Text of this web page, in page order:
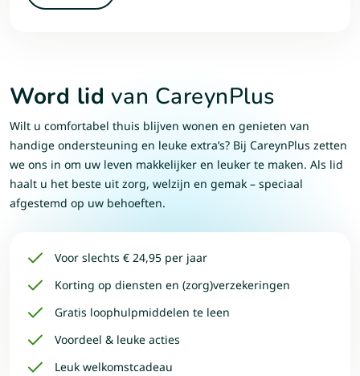
Word lid van CareynPlus
Wilt u comfortabel thuis blijven wonen en genieten van
handige ondersteuning en leuke extra’s? Bij CareynPlus zetten
we ons in om uw leven makkelijker en leuker te maken. Als lid
haalt u het beste uit zorg, welzijn en gemak – speciaal
afgestemd op uw behoeften.
Voor slechts € 24,95 per jaar
Korting op diensten en (zorg)verzekeringen
Gratis loophulpmiddelen te leen
Voordeel & leuke acties
Leuk welkomstcadeau